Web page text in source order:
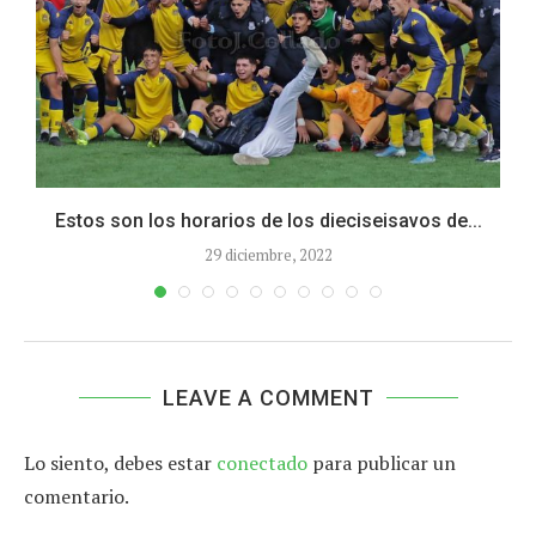
Estos son los horarios de los dieciseisavos de...
29 diciembre, 2022
LEAVE A COMMENT
Lo siento, debes estar conectado para publicar un
comentario.